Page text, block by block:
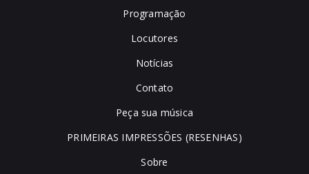
Programação
Locutores
Notícias
Contato
Peça sua música
PRIMEIRAS IMPRESSÕES (RESENHAS)
Sobre